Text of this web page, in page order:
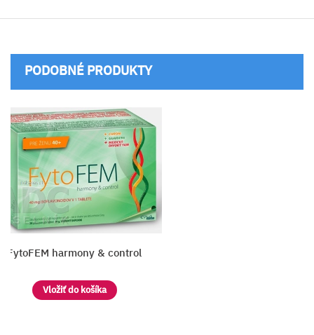
PODOBNÉ PRODUKTY
FytoFEM harmony & control
Vložiť do košíka